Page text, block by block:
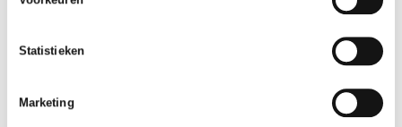
Statistieken
Marketing